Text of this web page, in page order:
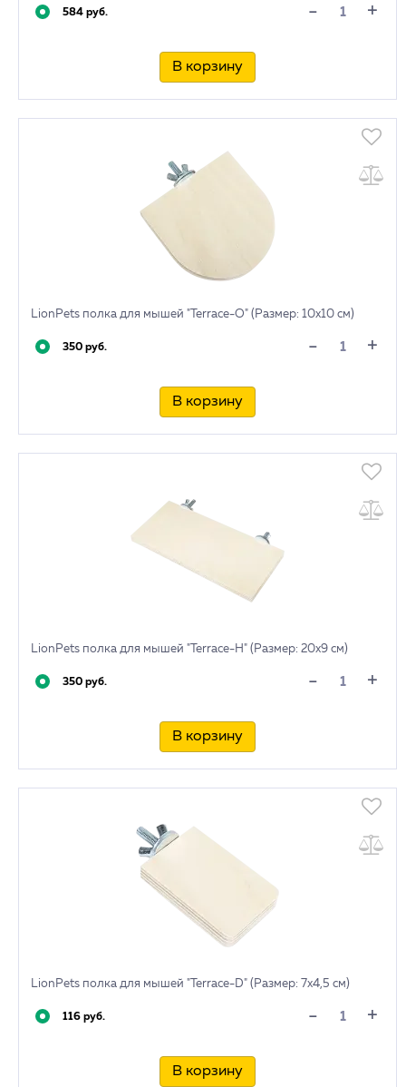
584 руб. - +
В корзину
LionPets полка для мышей "Terrace-O" (Размер: 10х10 см)
350 руб. - +
В корзину
LionPets полка для мышей "Terrace-H" (Размер: 20х9 см)
350 руб. - +
В корзину
LionPets полка для мышей "Terrace-D" (Размер: 7х4,5 см)
116 руб. - +
В корзину